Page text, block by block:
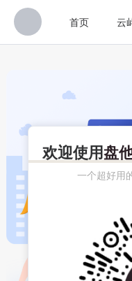
首页 云
欢迎使用盘
一个超好用